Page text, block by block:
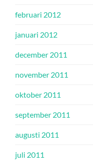
februari 2012
januari 2012
december 2011
november 2011
oktober 2011
september 2011
augusti 2011
juli 2011